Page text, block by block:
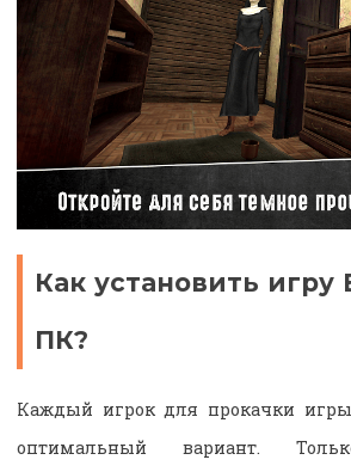
Как установить игру
ПК?
Каждый игрок для прокачки
оптимальный вариант.